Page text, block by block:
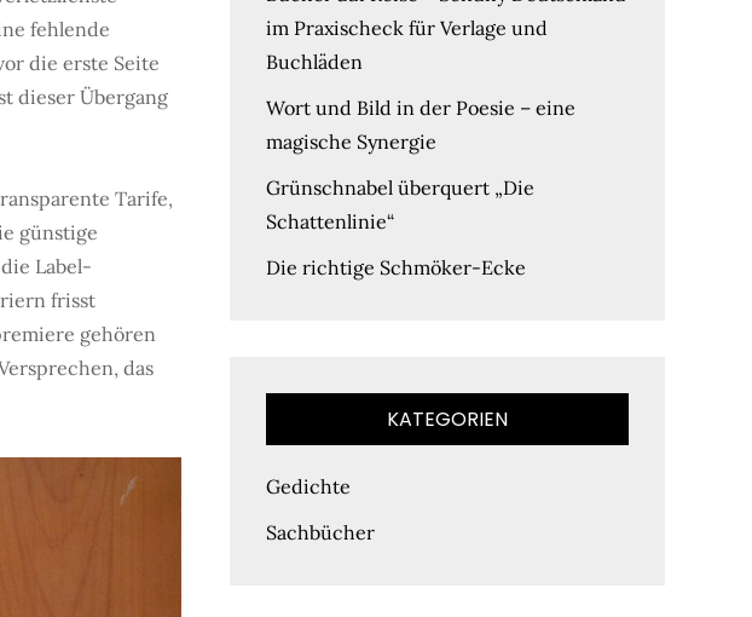
fehlende
die erste Seite
dieser Übergang
Tarife,
günstige
Label-
frisst
gehören
das
im Praxischeck für Verlage und
Buchläden
Wort und Bild in der Poesie – eine
magische Synergie
Grünschnabel überquert „Die
Schattenlinie“
Die richtige Schmöker-Ecke
KATEGORIEN
Gedichte
Sachbücher